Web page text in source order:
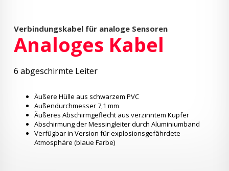
Verbindungskabel für analoge Sensoren
Analoges Kabel
6 abgeschirmte Leiter
Äußere Hülle aus schwarzem PVC
Außendurchmesser 7,1 mm
Äußeres Abschirmgeflecht aus verzinntem Kupfer
Abschirmung der Messingleiter durch Aluminiumband
Verfügbar in Version für explosionsgefährdete
Atmosphäre (blaue Farbe)